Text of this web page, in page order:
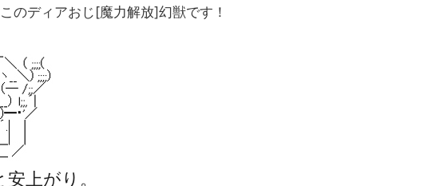
のディアおじ[魔力解放]幻獣です！
上がり。